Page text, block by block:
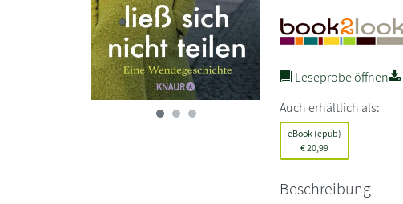
Leseprobe öffnen
Auch erhältlich als:
eBook (epub)
€20,99
Beschreibung